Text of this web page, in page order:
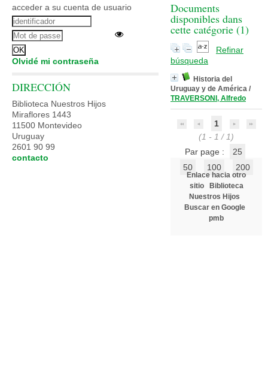
Documents
disponibles dans
cette catégorie (1)
Refinar
búsqueda
Historia del
Uruguay y de América /
TRAVERSONI, Alfredo
1
(1 - 1 / 1)
Par page :
25
50
100 200
Enlace hacia otro
sitio
Biblioteca
Nuestros Hijos
Buscar en Google
pmb
acceder a su cuenta de usuario
Olvidé mi contraseña
DIRECCIÓN
Biblioteca Nuestros Hijos
Miraflores 1443
11500 Montevideo
Uruguay
2601 90 99
contacto